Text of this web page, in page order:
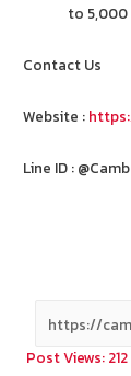
to 5,000
Contact Us
Website :
Line ID :
Post Views: 212